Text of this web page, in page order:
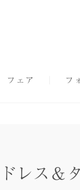
フェア フ
ドレス